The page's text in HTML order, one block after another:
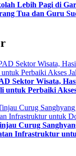
Lebih Pagi di
Tua dan Guru
Sektor Wisata,
untuk Perbaiki
Curug
Infrastruktur